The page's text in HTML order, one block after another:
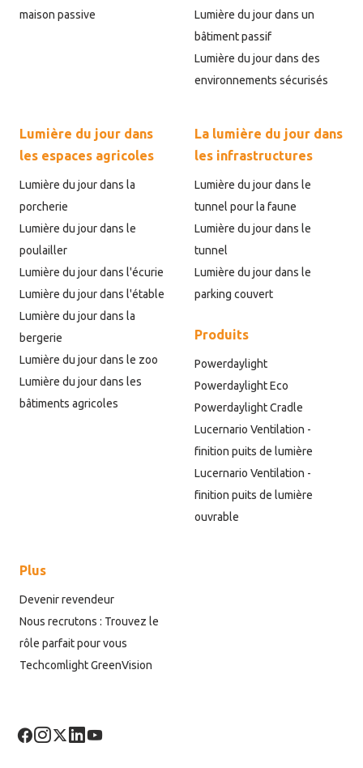
maison passive
Lumière du jour dans un
bâtiment passif
Lumière du jour dans des
environnements sécurisés
Lumière du jour dans
les espaces agricoles
Lumière du jour dans la
porcherie
Lumière du jour dans le
poulailler
Lumière du jour dans l'écurie
Lumière du jour dans l'étable
Lumière du jour dans la
bergerie
Lumière du jour dans le zoo
Lumière du jour dans les
bâtiments agricoles
La lumière du jour dans
les infrastructures
Lumière du jour dans le
tunnel pour la faune
Lumière du jour dans le
tunnel
Lumière du jour dans le
parking couvert
Produits
Powerdaylight
Powerdaylight Eco
Powerdaylight Cradle
Lucernario Ventilation -
finition puits de lumière
Lucernario Ventilation -
finition puits de lumière
ouvrable
Plus
Devenir revendeur
Nous recrutons : Trouvez le
rôle parfait pour vous
Techcomlight GreenVision